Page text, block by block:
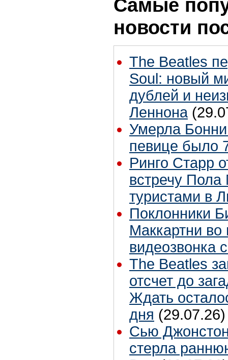
Самые
новости
The Beatles
Soul: новый
дублей и
Леннона
Умерла
певице было
Ринго Старр
встречу Пола
туристами в
Поклонники
Маккартни во
видеозвонка
The Beatles
отсчет до
Ждать
дня (29.07.26)
Сью
стерла